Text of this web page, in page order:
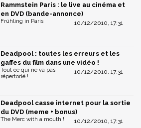
Rammstein Paris : le live au cinéma et
en DVD (bande-annonce)
10/12/2010, 17:31
Frühling in Paris
Deadpool : toutes les erreurs et les
gaffes du film dans une vidéo !
10/12/2010, 17:31
Tout ce qui ne va pas
répertorié !
Deadpool casse internet pour la sortie
du DVD (meme + bonus)
10/12/2010, 17:31
The Merc with a mouth !